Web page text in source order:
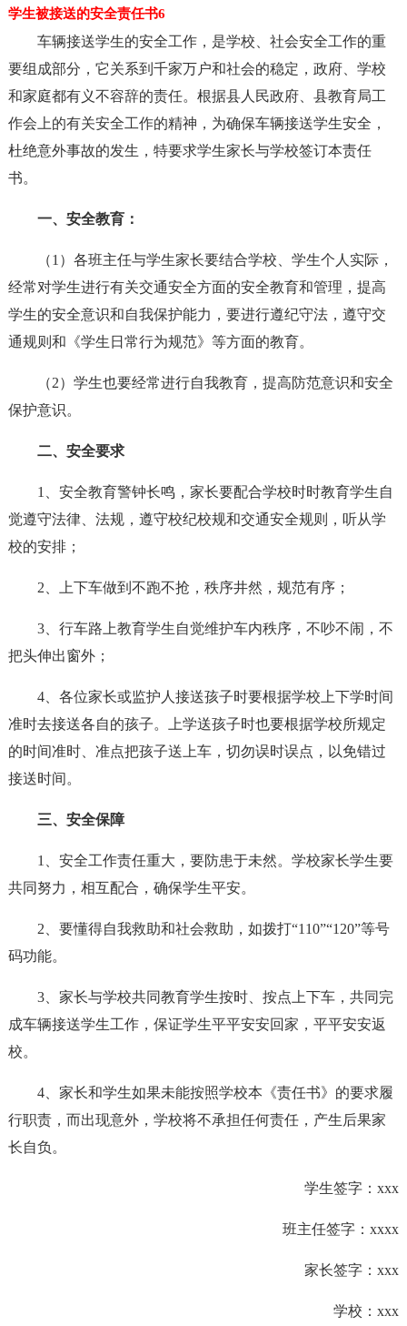
学生被接送的安全责任书6
车辆接送学生的安全工作，是学校、社会安全工作的重
要组成部分，它关系到千家万户和社会的稳定，政府、学校
和家庭都有义不容辞的责任。根据县人民政府、县教育局工
作会上的有关安全工作的精神，为确保车辆接送学生安全，
杜绝意外事故的发生，特要求学生家长与学校签订本责任
书。
一、安全教育：
（1）各班主任与学生家长要结合学校、学生个人实际，
经常对学生进行有关交通安全方面的安全教育和管理，提高
学生的安全意识和自我保护能力，要进行遵纪守法，遵守交
通规则和《学生日常行为规范》等方面的教育。
（2）学生也要经常进行自我教育，提高防范意识和安全
保护意识。
二、安全要求
1、安全教育警钟长鸣，家长要配合学校时时教育学生自
觉遵守法律、法规，遵守校纪校规和交通安全规则，听从学
校的安排；
2、上下车做到不跑不抢，秩序井然，规范有序；
3、行车路上教育学生自觉维护车内秩序，不吵不闹，不
把头伸出窗外；
4、各位家长或监护人接送孩子时要根据学校上下学时间
准时去接送各自的孩子。上学送孩子时也要根据学校所规定
的时间准时、准点把孩子送上车，切勿误时误点，以免错过
接送时间。
三、安全保障
1、安全工作责任重大，要防患于未然。学校家长学生要
共同努力，相互配合，确保学生平安。
2、要懂得自我救助和社会救助，如拨打“110”“120”等号
码功能。
3、家长与学校共同教育学生按时、按点上下车，共同完
成车辆接送学生工作，保证学生平平安安回家，平平安安返
校。
4、家长和学生如果未能按照学校本《责任书》的要求履
行职责，而出现意外，学校将不承担任何责任，产生后果家
长自负。
学生签字：xxx
班主任签字：xxxx
家长签字：xxx
学校：xxx